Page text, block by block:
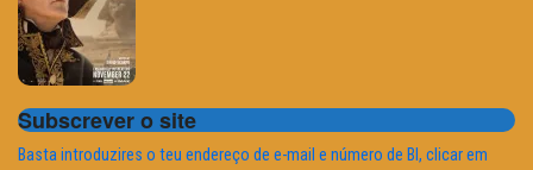
Subscrever o site
Basta introduzires o teu endereço de e-mail e número de BI, clicar em